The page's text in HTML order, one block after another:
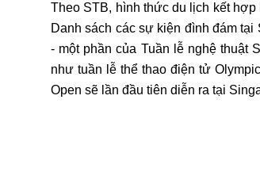
Theo STB, hình thứcdu lịch kết hợp
Danh sách các sự kiện đình đám
- một phần của Tuần lễ nghệ thuật
như tuần lễ thể thao điện tử
Open sẽ lần đầu tiên diễn ra tại